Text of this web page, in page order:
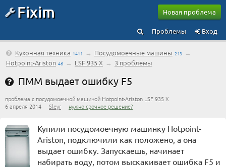
Fixim Новая проблема
Вход
Проблемы
Кухонная техника 1411 → Посудомоечные машины 213 →
Hotpoint-Ariston 46 → LSF 935 X → 3 проблемы
ПММ выдает ошибку F5
проблема с посудомоечной машиной Hotpoint-Ariston LSF 935 X
6 апреля 2014 Sleyr нужно срочное решение?
Купили посудомоечную машинку Hotpoint-
Ariston, подключили как положено, а она
выдает ошибку. Запускаешь, начинает
набирать воду, потом выскакивает ошибка F5 и